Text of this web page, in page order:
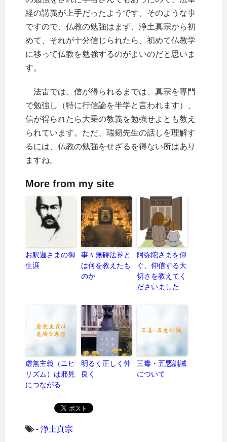
経の講義が上手だったようです。そのような事
ですので、仏教の勉強はまず、浄土真宗から初
めて、それが十分信じられたら、初めて仏教学
に移って仏教を勉強するのがよいのだと思いま
す。
法雷では、信が得られるまでは、真宗を専門
で勉強し（特に行信論を半学と言われます）、
信が得られたら大乗の教義を勉強せよとも教え
られています。ただ、瑞剱先生の話しを理解す
るには、仏教の勉強をせざるを得ない所はあり
ますね。
More from my site
お釈迦さまの御
生涯
事々無碍法界と
は何を教えたも
のか
阿弥陀さまを仰
ぐ、仰信する大
切さを教えてく
ださいました
虚無主義（ニヒ
リズム）は邪見
につながる
明るく正しく仲
良く
三毒・五悪訓誡
について
- 浄土真宗